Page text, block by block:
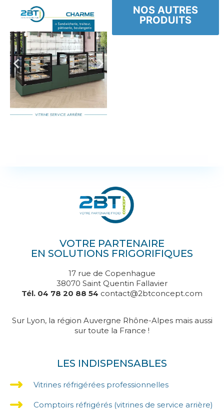
NOS AUTRES
PRODUITS
VOTRE PARTENAIRE
EN SOLUTIONS FRIGORIFIQUES
17 rue de Copenhague
38070 Saint Quentin Fallavier
Tél. 04 78 20 88 54 contact@2btconcept.com
Sur Lyon, la région Auvergne Rhône-Alpes mais aussi
sur toute la France !
LES INDISPENSABLES
Vitrines réfrigérées professionnelles
Comptoirs réfrigérés (vitrines de service arrière)